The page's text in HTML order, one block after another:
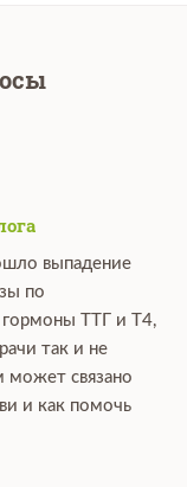
выпадение
по
гормоны ТТГ и Т4,
так и не
может связано
и как помочь